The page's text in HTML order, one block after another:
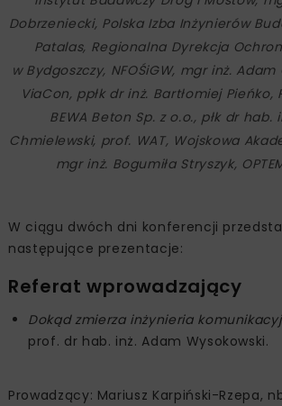
Dobrzeniecki, Polska Izba Inżynierów
Patalas, Regionalna Dyrekcja
w Bydgoszczy, NFOŚiGW, mgr inż.
ViaCon, ppłk dr inż. Bartłomiej Pieńko,
BEWA Beton Sp. z o.o., płk dr hab.
Chmielewski, prof. WAT, Wojskowa
mgr inż. Bogumiła Stryszyk,
W ciągu dwóch dni konferencji
następujące prezentacje:
Referat wprowadzający
Dokąd zmierza inżynieria
prof. dr hab. inż. Adam Wysokowski.
Prowadzący: Mariusz Karpiński-Rzepa,